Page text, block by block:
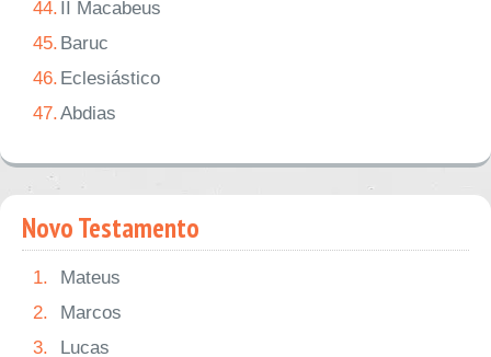
44. II Macabeus
45. Baruc
46. Eclesiástico
47.Abdias
Novo Testamento
1.
Mateus
2.
Marcos
3.
Lucas